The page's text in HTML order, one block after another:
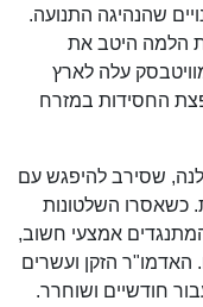
שהנהיגה התנועה.
הלמה היטב את
עלה לארץ
החסידות במזרח
שסירב להיפגש עם
כשאסרו השלטונות
חרם ב-1795 נשלל מהמתנגדים אמצעי חשוב,
האדמו"ר הזקן ועשרים
חודשיים ושוחרר.